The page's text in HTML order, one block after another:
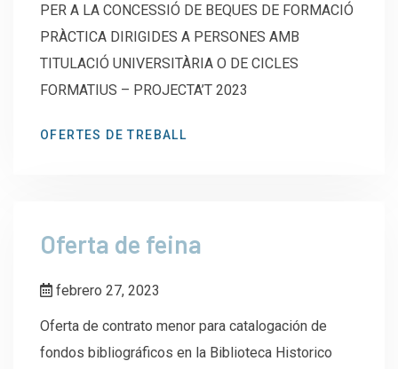
PER A LA CONCESSIÓ DE BEQUES DE FORMACIÓ
PRÀCTICA DIRIGIDES A PERSONES AMB
TITULACIÓ UNIVERSITÀRIA O DE CICLES
FORMATIUS – PROJECTA’T 2023
OFERTES DE TREBALL
Oferta de feina
febrero 27, 2023
Oferta de contrato menor para catalogación de
fondos bibliográficos en la Biblioteca Historico